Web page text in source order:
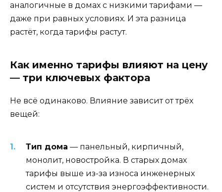
аналогичные в домах с низкими тарифами —
даже при равных условиях. И эта разница
растёт, когда тарифы растут.
Как именно тарифы влияют на цену
— три ключевых фактора
Не всё одинаково. Влияние зависит от трёх
вещей:
Тип дома — панельный, кирпичный,
монолит, новостройка. В старых домах
тарифы выше из-за износа инженерных
систем и отсутствия энергоэффективности.